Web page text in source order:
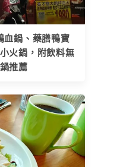
血鍋、藥膳鴨寶
火鍋，附飲料無
推薦